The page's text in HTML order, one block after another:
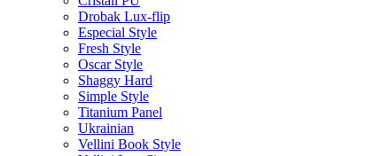
Drobak Lux-flip
Especial Style
Fresh Style
Oscar Style
Shaggy Hard
Simple Style
Titanium Panel
Ukrainian
Vellini Book Style